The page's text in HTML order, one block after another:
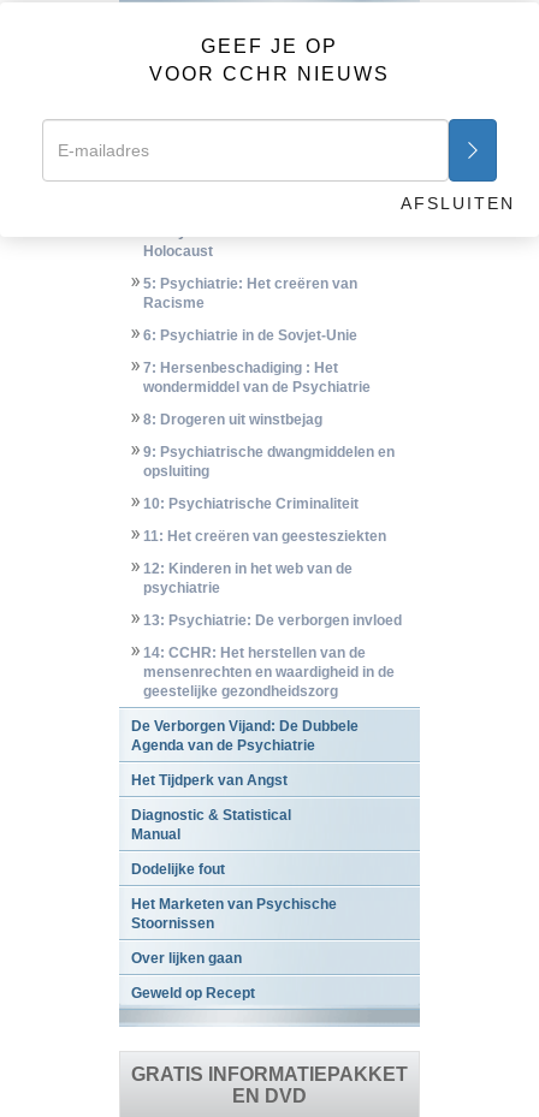
CCHR (NCRM) Advertenties
Holocaust
5: Psychiatrie: Het creëren van
Racisme
6: Psychiatrie in de Sovjet-Unie
7: Hersenbeschadiging : Het
wondermiddel van de Psychiatrie
8: Drogeren uit winstbejag
9: Psychiatrische dwangmiddelen en
opsluiting
10: Psychiatrische Criminaliteit
11: Het creëren van geestesziekten
12: Kinderen in het web van de
psychiatrie
13: Psychiatrie: De verborgen invloed
14: CCHR: Het herstellen van de
mensenrechten en waardigheid in de
geestelijke gezondheidszorg
De Verborgen Vijand: De Dubbele
Agenda van de Psychiatrie
Het Tijdperk van Angst
Diagnostic & Statistical
Manual
Dodelijke fout
Het Marketen van Psychische
Stoornissen
Over lijken gaan
Geweld op Recept
GRATIS INFORMATIEPAKKET
EN DVD
GEEF JE OP
VOOR CCHR NIEUWS
AFSLUITEN